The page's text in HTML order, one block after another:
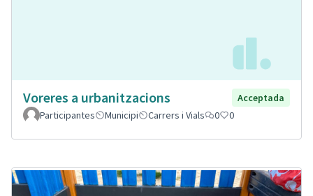
Voreres a urbanitzacions
Acceptada
Participantes
Municipi Carrers i Vials 0 0